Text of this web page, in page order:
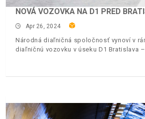
NOVÁ VOZOVKA NA D1 PRED
Apr 26, 2024
Národná diaľničná spoločnosť vynoví v
diaľničnú vozovku v úseku D1 Bratislava –